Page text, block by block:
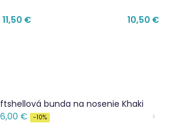
11,50 €
10,50 €
bunda na nosenie Khaki
€ -10%